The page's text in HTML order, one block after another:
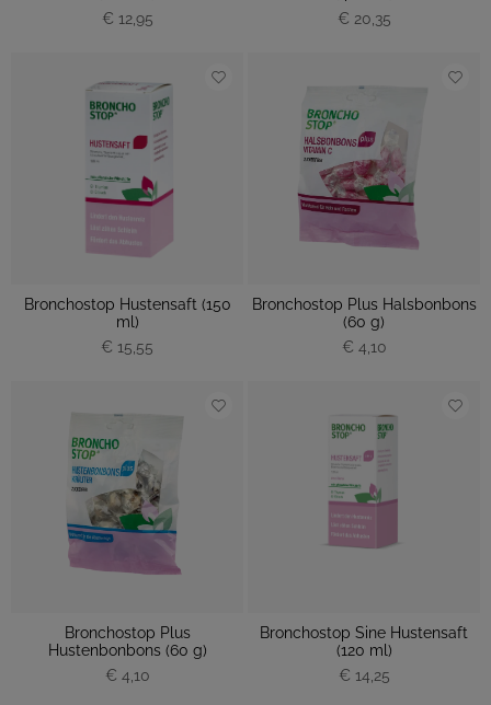
€ 12,95
€ 20,35
Bronchostop Hustensaft (150
ml)
€ 15,55
Bronchostop Plus Halsbonbons
(60 g)
€ 4,10
Bronchostop Plus
Hustenbonbons (60 g)
€ 4,10
Bronchostop Sine Hustensaft
(120 ml)
€ 14,25